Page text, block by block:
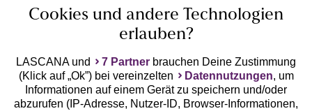
Geprüfte Sicherheit
Cookies und andere Technologien
erlauben?
LASCANA und 7 Partner brauchen Deine Zustimmung
(Klick auf „Ok”) bei vereinzelten
Datennutzungen, um
Informationen auf einem Gerät zu speichern und/oder
abzurufen (IP-Adresse, Nutzer-ID, Browser-Informationen,